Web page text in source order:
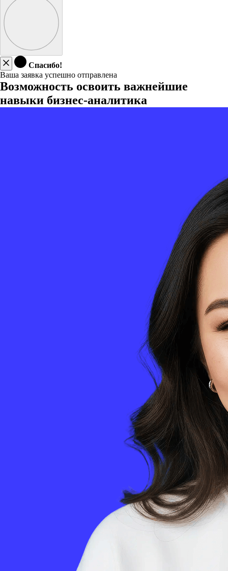
Спасибо!
Ваша заявка успешно отправлена
Возможность освоить важнейшие
навыки бизнес-аналитика